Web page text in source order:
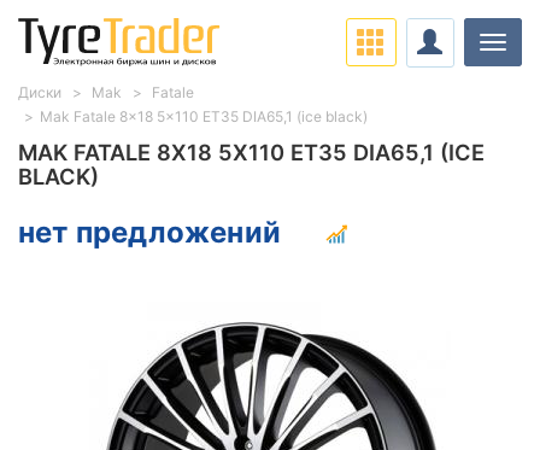
MAK FATALE 8X18 5X110 ET35 DIA65,1 (ICE
BLACK)
нет предложений
Диски Mak
Fatale
Mak Fatale 8x18 5x110 ET35 DIA65,1 (ice black)